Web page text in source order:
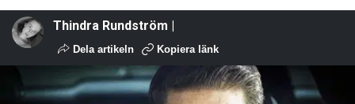
Thindra Rundström |
Dela artikeln Kopiera länk